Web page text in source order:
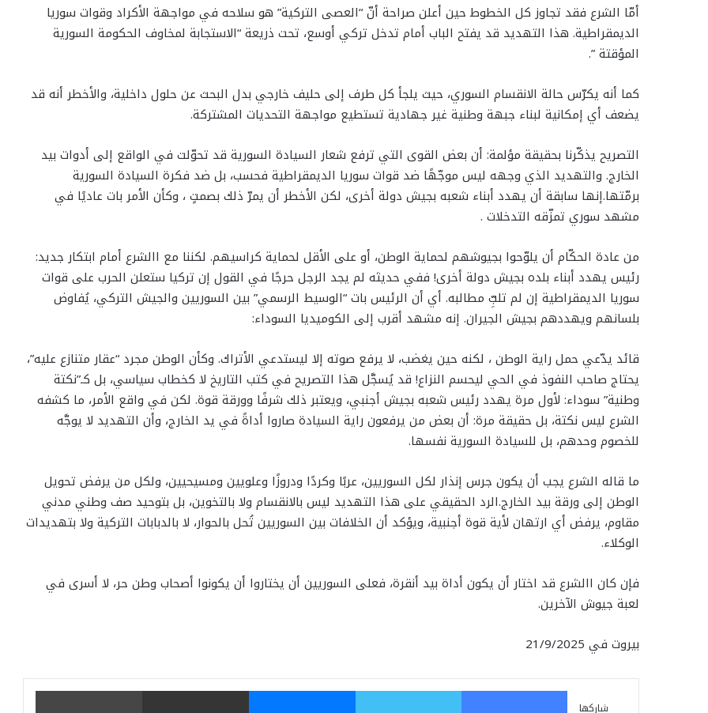
أمّا الشرع فقد تجاوز كل الخطوط حين أعلن صراحة أنّ “العصى التركية” هو سلاحه في مواجهة الأكراد وقوات سوريا
الديمقراطية. هذا التهديد قد يفتح الباب أمام تدخل تركي أوسع، تحت ذريعة “الاستجابة لمخاوف الحكومة السورية
المؤقتة ”.
كما أنه يكرّس حالة الانقسام السوري، حيث يلجأ كل طرف إلى حليف خارجي بدل البحث عن حلول داخلية، والأخطر أنه قد
يضعف أي إمكانية لبناء جبهة وطنية غير جهادية تستطيع مواجهة التحديات المشتركة.
التصريح يذكّرنا بحقيقة مؤلمة: أن بعض القوى التي ترفع شعار السيادة السورية قد تحوّلت في الواقع إلى أدوات بيد
الخارج. والتهديد الذي وجهه ليس موجّهًا ضد قوات سوريا الديمقراطية فحسب، بل ضد فكرة السيادة السورية
برمّتها.إنها سابقة أن يهدد أبناء شعبه بجيش دولة أخرى، لكن الأخطر أن يمرّ ذلك بصمتٍ ، وكأن الأمر بات عاديًا في
مشهد سوري تمزّقه التدخلات .
من عادة الحكّام أن يلوّحوا بجيوشهم لحماية الوطن، أو على الأقل لحماية كراسيهم. لكننا مع االشرع أمام ابتكار جديد:
رئيس يهدد أبناء بلده بجيش دولة أخرى! ففي حديثه لم يجد الرجل حرجًا في القول إن تركيا ستعلن الحرب على قوات
سوريا الديمقراطية إن لم تلبِّ مطالبه. أي أن الرئيس بات “الوسيط الرسمي” بين السوريين والجيش التركي، يُفاوض
بلسانهم ويهددهم بجيش الجيران. إنه مشهد أقرب إلى الكوميديا السوداء:
قائد يدّعي حمل راية الوطن ، لكنه حين يغضب، لا يرفع صوته إلا ليستدعي الأتراك. وكأن الوطن مجرد “عقار متنازع عليه”،
يحتاج صاحب النفوذ في الحي ليحسم النزاع! قد يُسجَّل هذا التصريح في كتب التاريخ لا كخطاب سياسي، بل كـ”نكتة
وطنية” سوداء: لأول مرة يهدد رئيس شعبه بجيش أجنبي، ويعتبر ذلك شرفًا وورقة قوة. لكن في واقع الأمر، ما كشفه
الشرع ليس نكتة، بل حقيقة مرة: أن بعض من يرفعون راية السيادة صاروا أداةً في يد الخارج، وأن التهديد لا يوجَّه
للخصوم وحدهم، بل للسيادة السورية نفسها.
ما قاله الشرع يجب أن يكون جرس إنذار لكل السوريين، عربًا وكردًا ودروزًا وعلويين ومسيحيين، ولكل من يرفض تحويل
الوطن إلى ورقة بيد الخارج.الرد الحقيقي على هذا التهديد ليس بالانقسام ولا بالتخوين، بل بتوحيد صف وطني مدني
مقاوم، يرفض أي ارتهان لأية قوة أجنبية، ويؤكد أن الخلافات بين السوريين تُحل بالحوار، لا بالدبابات التركية ولا بتهديدات
الوكلاء.
فإن كان االشرع قد اختار أن يكون أداة بيد أنقرة، فعلى السوريين أن يختاروا أن يكونوا أصحاب وطن حر، لا أسرى في
لعبة جيوش الآخرين.
بيروت في 21/9/2025
شاركها
فيسبوك تويتر ماسنجر مشاركة عبر البريد